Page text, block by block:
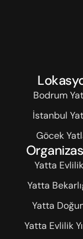
Bodrum
İstanbul
Göcek
Yatta
Yatta
Yatta
Yatta Evlilik